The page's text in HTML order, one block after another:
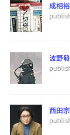
成相
波野
西田